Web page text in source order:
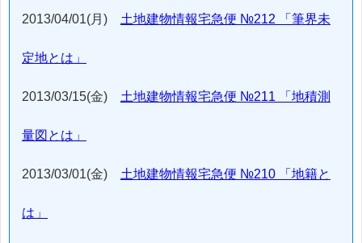
2013/04/01(月) 土地建物情報宅急便 №212 「筆界未
定地とは」
2013/03/15(金) 土地建物情報宅急便 №211 「地積測
量図とは」
2013/03/01(金) 土地建物情報宅急便 №210 「地籍と
は」